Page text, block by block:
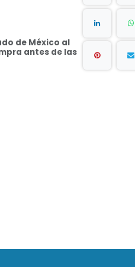
de México al
antes de las